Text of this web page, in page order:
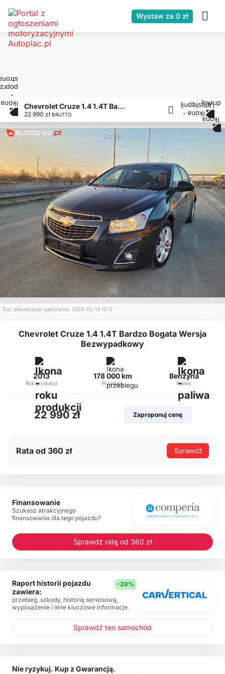
Wystaw za 0 zł
Chevrolet Cruze 1.4 1.4T Bardzo Bogata Wersja Bezwypadkowy
22 990 zł BRUTTO
1 z 19
Ost. aktualizacja ogłoszenia: 2026-02-14 10:17
Chevrolet Cruze 1.4 1.4T Bardzo Bogata Wersja
Bezwypadkowy
2013
Rok produkcji
178 000 km
Przebieg
Benzyna
Paliwo
22 990 zł Zaproponuj cenę
Rata od 360 zł Sprawdź
Finansowanie
Szukasz atrakcyjnego
finansowania dla tego pojazdu?
Sprawdź ratę od 360 zł
Raport historii pojazdu
zawiera:
-20%
przebieg, szkody, historię serwisową,
wyposażenie i inne kluczowe informacje.
Sprawdź ten samochód
Nie ryzykuj. Kup z Gwarancją.